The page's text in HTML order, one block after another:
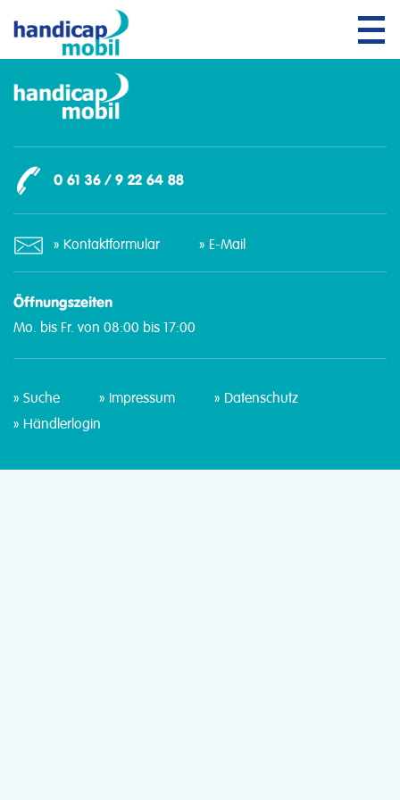
0 61 36 / 9 22 64 88
Kontaktformular E-Mail
Öffnungszeiten
Mo. bis Fr. von 08:00 bis 17:00
Suche Impressum
Datenschutz
Händlerlogin